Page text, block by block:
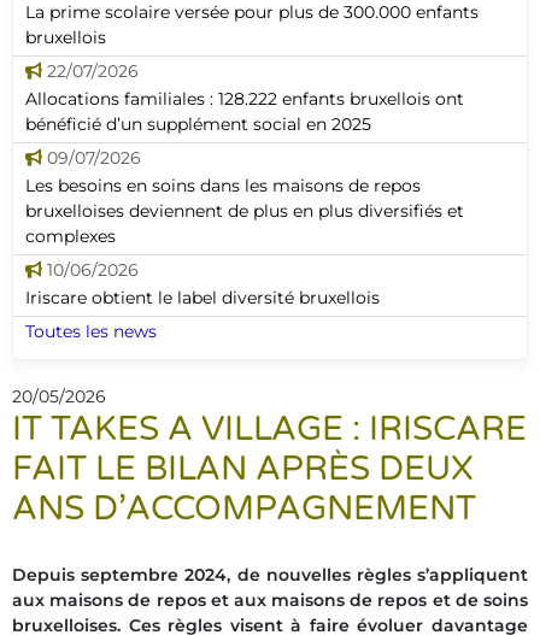
La prime scolaire versée pour plus de 300.000 enfants
bruxellois
22/07/2026
Allocations familiales : 128.222 enfants bruxellois ont
bénéficié d’un supplément social en 2025
09/07/2026
Les besoins en soins dans les maisons de repos
bruxelloises deviennent de plus en plus diversifiés et
complexes
10/06/2026
Iriscare obtient le label diversité bruxellois
Toutes les news
20/05/2026
IT TAKES A VILLAGE : IRISCARE
FAIT LE BILAN APRÈS DEUX
ANS D’ACCOMPAGNEMENT
Depuis septembre 2024, de nouvelles règles s’appliquent
aux maisons de repos et aux maisons de repos et de soins
bruxelloises. Ces règles visent à faire évoluer davantage